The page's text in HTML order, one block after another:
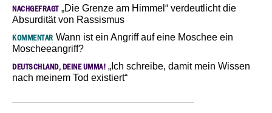
NACHGEFRAGT„Die Grenze am Himmel“ verdeutlicht die
Absurdität von Rassismus
KOMMENTAR Wann ist ein Angriff auf eine Moschee ein
Moscheeangriff?
DEUTSCHLAND, DEINE UMMA! „Ich schreibe, damit mein Wissen
nach meinem Tod existiert“